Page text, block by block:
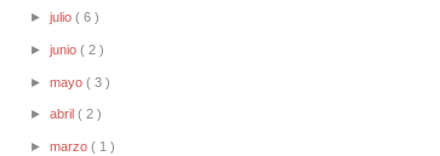
►julio( 6 )
►junio( 2 )
►mayo( 3 )
►abril( 2 )
►marzo( 1 )